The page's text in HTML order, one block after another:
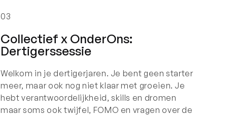
03
Collectief x OnderOns:
Dertigerssessie
Welkom in je dertigerjaren. Je bent geen starter
meer, maar ook nog niet klaar met groeien. Je
hebt verantwoordelijkheid, skills en dromen
maar soms ook twijfel, FOMO en vragen over de